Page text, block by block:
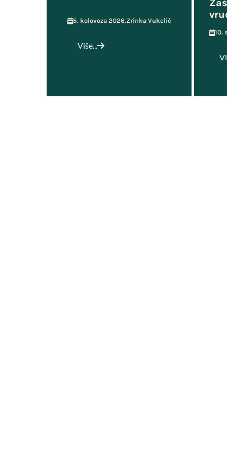
5. kolovoza 2026.Zrinka Vukelić
Više...
10.